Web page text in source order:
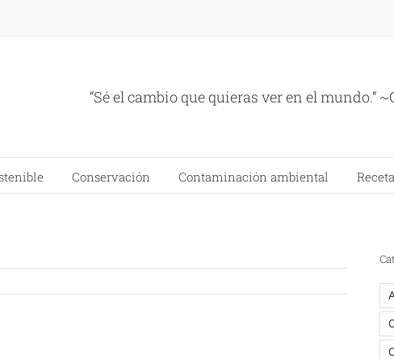
“Sé el cambio que quieras ver en el mundo.”
Conservación Contaminación ambiental